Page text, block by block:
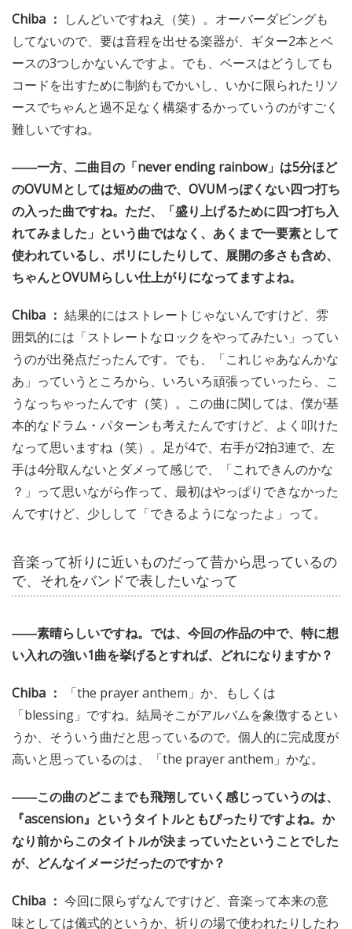
Chiba ： しんどいですねえ（笑）。オーバーダビングも
してないので、要は音程を出せる楽器が、ギター2本とベ
ースの3つしかないんですよ。でも、ベースはどうしても
コードを出すために制約もでかいし、いかに限られたリソ
ースでちゃんと過不足なく構築するかっていうのがすごく
難しいですね。
――一方、二曲目の「never ending rainbow」は5分ほど
のOVUMとしては短めの曲で、OVUMっぽくない四つ打ち
の入った曲ですね。ただ、「盛り上げるために四つ打ち入
れてみました」という曲ではなく、あくまで一要素として
使われているし、ポリにしたりして、展開の多さも含め、
ちゃんとOVUMらしい仕上がりになってますよね。
Chiba ： 結果的にはストレートじゃないんですけど、雰
囲気的には「ストレートなロックをやってみたい」ってい
うのが出発点だったんです。でも、「これじゃあなんかな
あ」っていうところから、いろいろ頑張っていったら、こ
うなっちゃったんです（笑）。この曲に関しては、僕が基
本的なドラム・パターンも考えたんですけど、よく叩けた
なって思いますね（笑）。足が4で、右手が2拍3連で、左
手は4分取んないとダメって感じで、「これできんのかな
？」って思いながら作って、最初はやっぱりできなかった
んですけど、少しして「できるようになったよ」って。
音楽って祈りに近いものだって昔から思っているの
で、それをバンドで表したいなって
――素晴らしいですね。では、今回の作品の中で、特に想
い入れの強い1曲を挙げるとすれば、どれになりますか？
Chiba ：
「the prayer anthem」か、もしくは
「blessing」ですね。結局そこがアルバムを象徴するとい
うか、そういう曲だと思っているので。個人的に完成度が
高いと思っているのは、「the prayer anthem」かな。
――この曲のどこまでも飛翔していく感じっていうのは、
『ascension』というタイトルともぴったりですよね。か
なり前からこのタイトルが決まっていたということでした
が、どんなイメージだったのですか？
Chiba ： 今回に限らずなんですけど、音楽って本来の意
味としては儀式的というか、祈りの場で使われたりしたわ